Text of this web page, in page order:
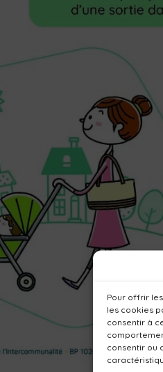
Pour offrir
les cookies
consentir à
consentir ou